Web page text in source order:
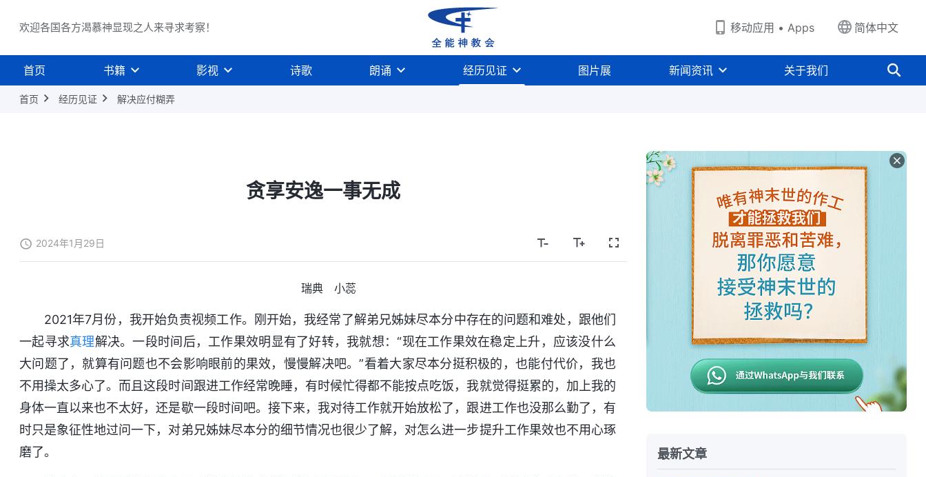
欢迎各国各方渴慕神显现之人来寻求考察！ 移动应用 • Apps 简体中文
首页 书籍 影视 诗歌 朗诵 经历见证 图片展 新闻资讯 关于我们
首页 经历见证 解决应付糊弄
贪享安逸一事无成
2024年1月29日
瑞典 小蕊
2021年7月份，我开始负责视频工作。刚开始，我经常了解弟兄姊妹尽本分中存在的问题和难处，跟他们
一起寻求真理解决。一段时间后，工作果效明显有了好转，我就想：“现在工作果效在稳定上升，应该没什么
大问题了，就算有问题也不会影响眼前的果效，慢慢解决吧。”看着大家尽本分挺积极的，也能付代价，我也
不用操太多心了。而且这段时间跟进工作经常晚睡，有时候忙得都不能按点吃饭，我就觉得挺累的，加上我的
身体一直以来也不太好，还是歇一段时间吧。接下来，我对待工作就开始放松了，跟进工作也没那么勤了，有
时只是象征性地过问一下，对弟兄姊妹尽本分的细节情况也很少了解，对怎么进一步提升工作果效也不用心琢
磨了。
最新文章